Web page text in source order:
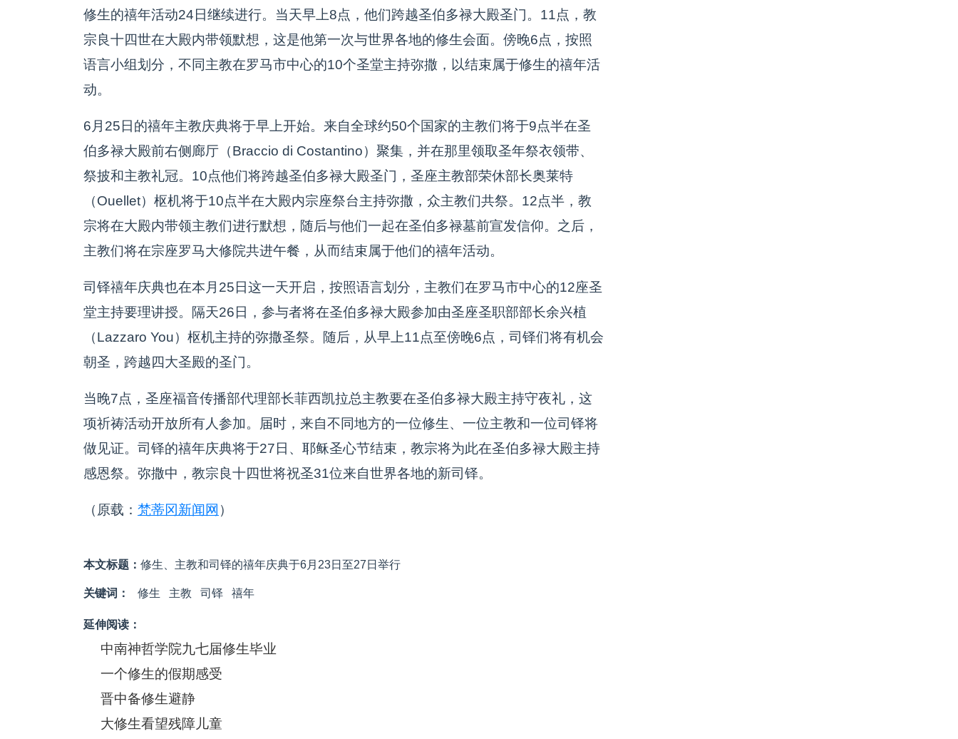
修生的禧年活动24日继续进行。当天早上8点，他们跨越圣伯多禄大殿圣门。11点，教
宗良十四世在大殿内带领默想，这是他第一次与世界各地的修生会面。傍晚6点，按照
语言小组划分，不同主教在罗马市中心的10个圣堂主持弥撒，以结束属于修生的禧年活
动。
6月25日的禧年主教庆典将于早上开始。来自全球约50个国家的主教们将于9点半在圣
伯多禄大殿前右侧廊厅（Braccio di Costantino）聚集，并在那里领取圣年祭衣领带、
祭披和主教礼冠。10点他们将跨越圣伯多禄大殿圣门，圣座主教部荣休部长奥莱特
（Ouellet）枢机将于10点半在大殿内宗座祭台主持弥撒，众主教们共祭。12点半，教
宗将在大殿内带领主教们进行默想，随后与他们一起在圣伯多禄墓前宣发信仰。之后，
主教们将在宗座罗马大修院共进午餐，从而结束属于他们的禧年活动。
司铎禧年庆典也在本月25日这一天开启，按照语言划分，主教们在罗马市中心的12座圣
堂主持要理讲授。隔天26日，参与者将在圣伯多禄大殿参加由圣座圣职部部长余兴植
（Lazzaro You）枢机主持的弥撒圣祭。随后，从早上11点至傍晚6点，司铎们将有机会
朝圣，跨越四大圣殿的圣门。
当晚7点，圣座福音传播部代理部长菲西凯拉总主教要在圣伯多禄大殿主持守夜礼，这
项祈祷活动开放所有人参加。届时，来自不同地方的一位修生、一位主教和一位司铎将
做见证。司铎的禧年庆典将于27日、耶稣圣心节结束，教宗将为此在圣伯多禄大殿主持
感恩祭。弥撒中，教宗良十四世将祝圣31位来自世界各地的新司铎。
（原载： 梵蒂冈新闻网 ）
本文标题： 修生、主教和司铎的禧年庆典于6月23日至27日举行
关键词： 修生 主教 司铎 禧年
延伸阅读：
中南神哲学院九七届修生毕业
一个修生的假期感受
晋中备修生避静
大修生看望残障儿童